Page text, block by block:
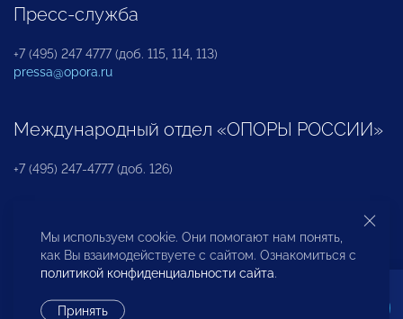
Пресс-служба
+7 (495) 247 4777 (доб. 115, 114, 113)
pressa@opora.ru
Международный отдел «ОПОРЫ РОССИИ»
+7 (495) 247-4777 (доб. 126)
Бюро по защите прав предпринимателей и
инвесторов
Мы используем cookie. Они помогают нам понять,
как Вы взаимодействуете с сайтом. Ознакомиться с
политикой конфиденциальности сайта.
Принять